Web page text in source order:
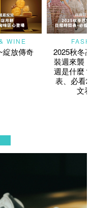
WINE
綻放傳奇
2025秋冬
裝週來襲
週是什麼
表、必看
文